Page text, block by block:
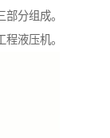
分组成。
液压机。